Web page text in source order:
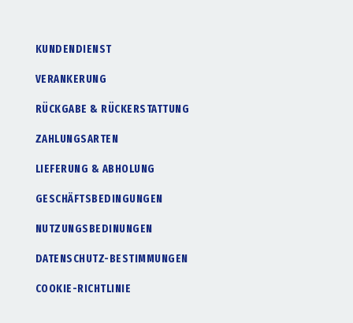
KUNDENDIENST
VERANKERUNG
RÜCKGABE & RÜCKERSTATTUNG
ZAHLUNGSARTEN
LIEFERUNG & ABHOLUNG
GESCHÄFTSBEDINGUNGEN
NUTZUNGSBEDINUNGEN
DATENSCHUTZ-BESTIMMUNGEN
COOKIE-RICHTLINIE